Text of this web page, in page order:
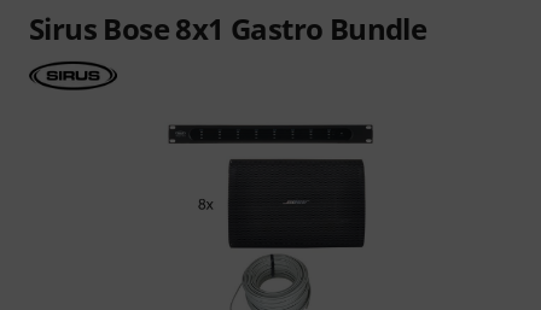
Sirus Bose 8x1 Gastro Bundle